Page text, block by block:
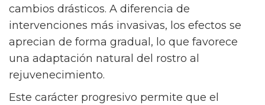
cambios drásticos. A diferencia de
intervenciones más invasivas, los efectos se
aprecian de forma gradual, lo que favorece
una adaptación natural del rostro al
rejuvenecimiento.
Este carácter progresivo permite que el